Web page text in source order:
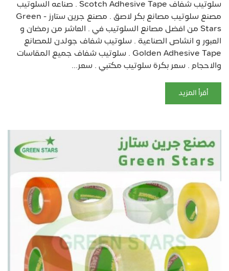
سلوتيب شفاف Scotch Adhesive Tape . صناعه السلوتيب
مصنع سلوتيب مصانع بكر لاصق . مصنع جرين ستارز - Green
Stars من افضل مصانع السلوتيب في . العاشر من رمضان و
العبور و انشاص الصناعية . سلوتيب شفاف جولدن للمصانع
Golden Adhesive Tape . سلوتيب شفاف جميع المقاسات
والاحجام . سعر بكرة سلوتيب مكتبي . سعر...
أقرأ المزيد